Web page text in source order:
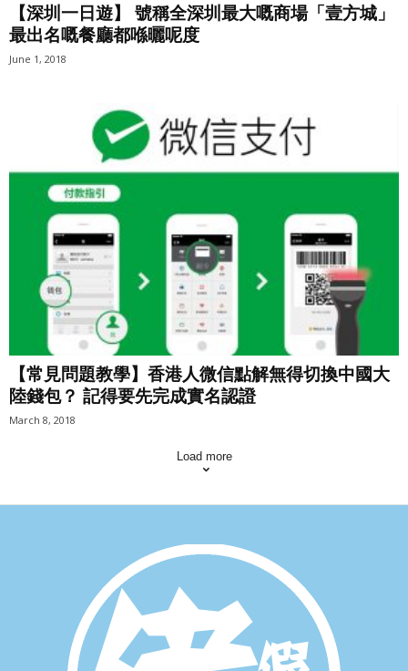
【深圳一日遊】 號稱全深圳最大嘅商場「壹方城」
最出名嘅餐廳都喺曬呢度
June 1, 2018
【常見問題教學】香港人微信點解無得切換中國大
陸錢包？ 記得要先完成實名認證
March 8, 2018
Load more